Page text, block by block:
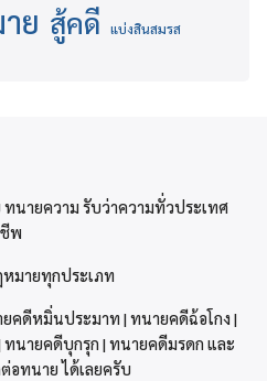
ย สู้คดี แบ่งสินสมรส
นายความ รับว่าความทั่วประเทศ
พ
มายทุกประเภท
คดีหมิ่นประมาท | ทนายคดีฉ้อโกง |
นายคดีบุกรุก | ทนายคดีมรดก และ
อทนาย ได้เลยครับ